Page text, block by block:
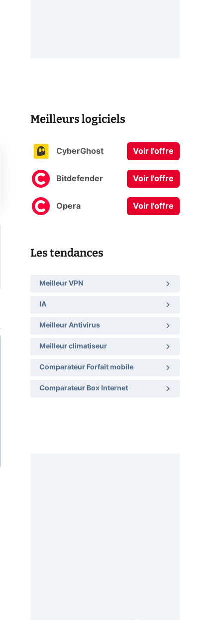
Meilleurs logiciels
CyberGhost Voir l'offre
Bitdefender Voir l'offre
Opera Voir l'offre
Les tendances
Meilleur VPN
IA
Meilleur Antivirus
Meilleur climatiseur
Comparateur Forfait mobile
Comparateur Box Internet